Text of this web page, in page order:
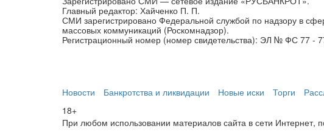
Главный редактор: Хайченко П. П.
СМИ зарегистрировано Федеральной службой по надзору в
массовых коммуникаций (Роскомнадзор).
Регистрационный номер (номер свидетельства): ЭЛ № ФС 77 -
Новости Банкротства и ликвидации Новые иски Торги
18+
При любом использовании материалов сайта в сети Интернет,